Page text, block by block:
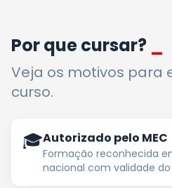
Por que cursar?
Veja os motivos para
curso.
🎓Autorizado pelo MEC
Formação reconhecida
nacional com validade